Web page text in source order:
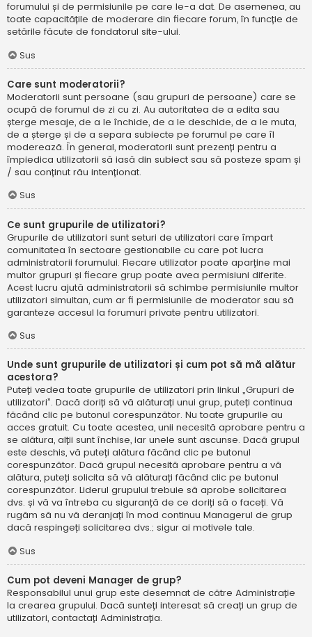
forumului și de permisiunile pe care le-a dat. De asemenea, au
toate capacitățile de moderare din fiecare forum, în funcție de
setările făcute de fondatorul site-ului.
Sus
Care sunt moderatorii?
Moderatorii sunt persoane (sau grupuri de persoane) care se
ocupă de forumul de zi cu zi. Au autoritatea de a edita sau
șterge mesaje, de a le închide, de a le deschide, de a le muta,
de a șterge și de a separa subiecte pe forumul pe care îl
moderează. În general, moderatorii sunt prezenți pentru a
împiedica utilizatorii să iasă din subiect sau să posteze spam și
/ sau conținut rău intenționat.
Sus
Ce sunt grupurile de utilizatori?
Grupurile de utilizatori sunt seturi de utilizatori care împart
comunitatea în sectoare gestionabile cu care pot lucra
administratorii forumului. Fiecare utilizator poate aparține mai
multor grupuri și fiecare grup poate avea permisiuni diferite.
Acest lucru ajută administratorii să schimbe permisiunile multor
utilizatori simultan, cum ar fi permisiunile de moderator sau să
garanteze accesul la forumuri private pentru utilizatori.
Sus
Unde sunt grupurile de utilizatori și cum pot să mă alătur
acestora?
Puteți vedea toate grupurile de utilizatori prin linkul „Grupuri de
utilizatori”. Dacă doriți să vă alăturați unui grup, puteți continua
făcând clic pe butonul corespunzător. Nu toate grupurile au
acces gratuit. Cu toate acestea, unii necesită aprobare pentru a
se alătura, alții sunt închise, iar unele sunt ascunse. Dacă grupul
este deschis, vă puteți alătura făcând clic pe butonul
corespunzător. Dacă grupul necesită aprobare pentru a vă
alătura, puteți solicita să vă alăturați făcând clic pe butonul
corespunzător. Liderul grupului trebuie să aprobe solicitarea
dvs. și vă va întreba cu siguranță de ce doriți să o faceți. Vă
rugăm să nu vă deranjați în mod continuu Managerul de grup
dacă respingeți solicitarea dvs.; sigur ai motivele tale.
Sus
Cum pot deveni Manager de grup?
Responsabilul unui grup este desemnat de către Administrație
la crearea grupului. Dacă sunteți interesat să creați un grup de
utilizatori, contactați Administrația.